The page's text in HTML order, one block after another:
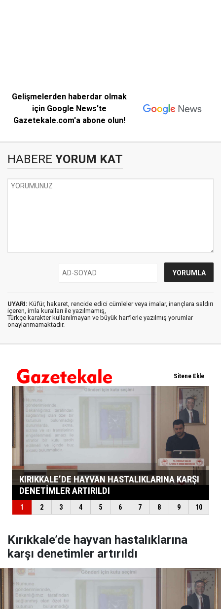
Gelişmelerden haberdar olmak
için Google News'te
Gazetekale.com'a abone olun!
HABERE YORUM KAT
UYARI: Küfür, hakaret, rencide edici cümleler veya imalar, inançlara saldırı
içeren, imla kuralları ile yazılmamış,
Türkçe karakter kullanılmayan ve büyük harflerle yazılmış yorumlar
onaylanmamaktadır.
Kırıkkale’de hayvan hastalıklarına
karşı denetimler artırıldı